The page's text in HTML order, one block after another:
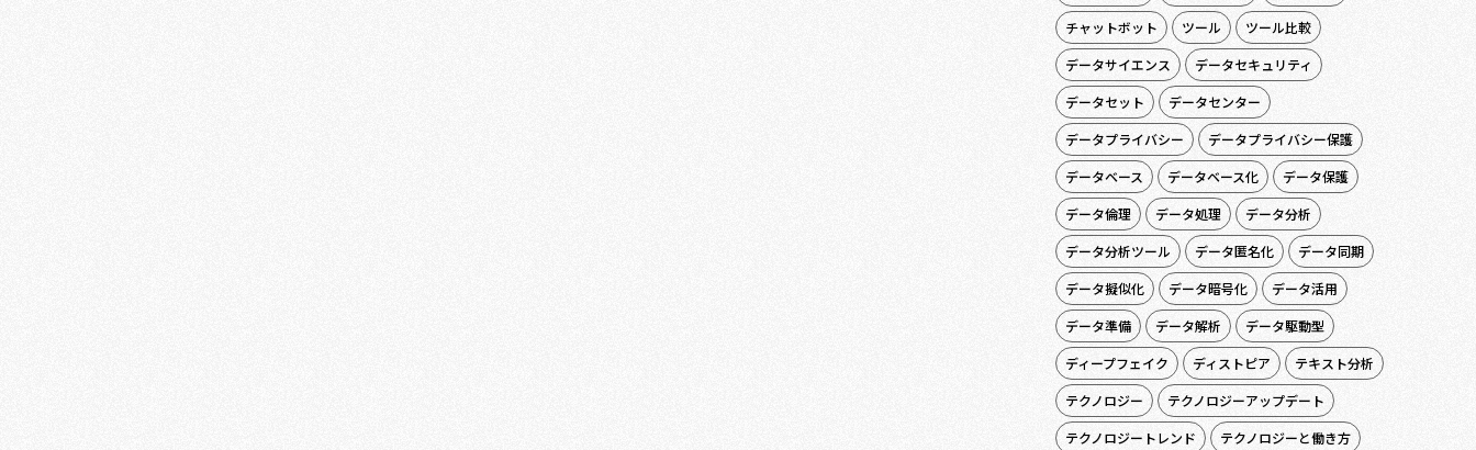
チャットボット
ツール
ツール比較
データサイエンス
データセキュリティ
データセット
データセンター
データプライバシー
データプライバシー保護
データベース
データベース化
データ保護
データ倫理
データ処理
データ分析
データ分析ツール
データ匿名化
データ同期
データ擬似化
データ暗号化
データ活用
データ準備
データ解析
データ駆動型
ディープフェイク
ディストピア
テキスト分析
テクノロジー
テクノロジーアップデート
テクノロジートレンド
テクノロジーと働き方